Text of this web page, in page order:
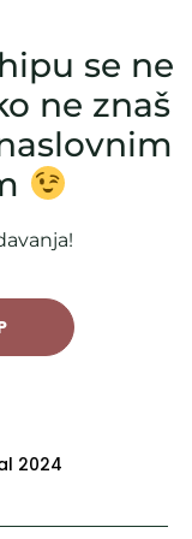
se ne
ne znaš
2024